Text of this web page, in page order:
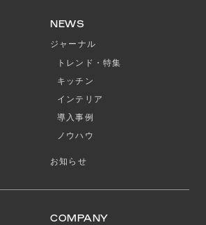
NEWS
ジャーナル
トレンド・特集
キッチン
インテリア
導入事例
ノウハウ
お知らせ
COMPANY